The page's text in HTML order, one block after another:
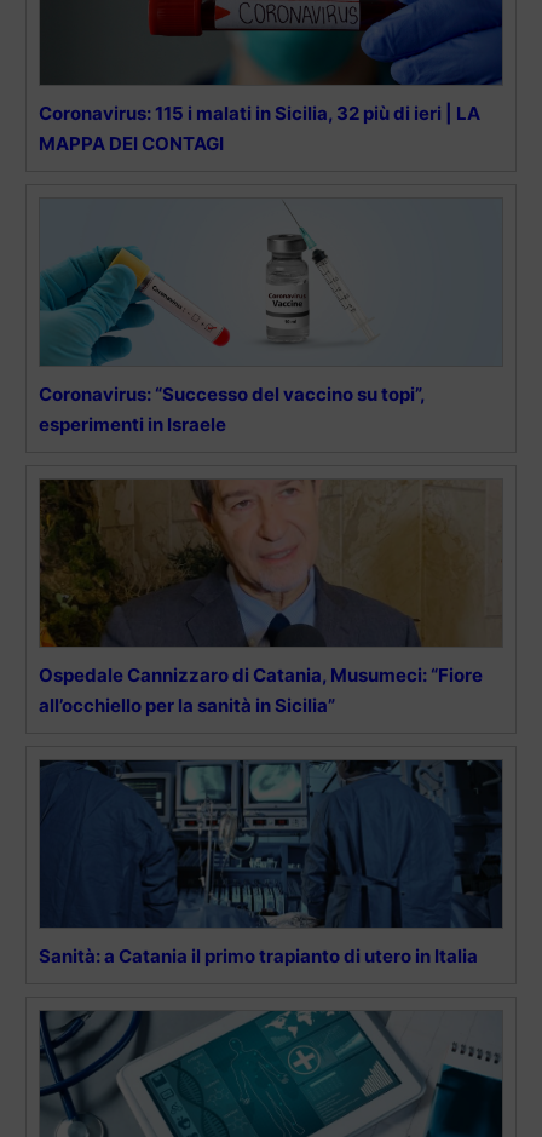
Coronavirus: 115 i malati in Sicilia, 32 più di ieri | LA
MAPPA DEI CONTAGI
Coronavirus: “Successo del vaccino su topi”,
esperimenti in Israele
Ospedale Cannizzaro di Catania, Musumeci: “Fiore
all’occhiello per la sanità in Sicilia”
Sanità: a Catania il primo trapianto di utero in Italia